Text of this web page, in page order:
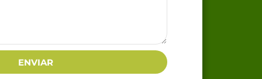
ENVIAR